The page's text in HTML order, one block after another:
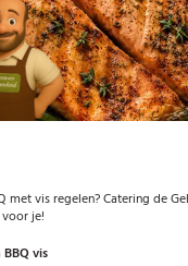
met vis regelen? Catering de
je!
vis